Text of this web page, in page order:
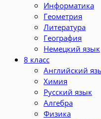
Информатика
Геометрия
Литература
География
Немецкий язык
8 класс
Английский
Химия
Русский язык
Алгебра
Физика